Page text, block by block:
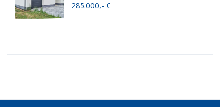
285.000,- €